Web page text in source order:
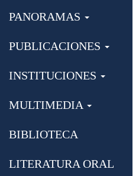
PANORAMAS
PUBLICACIONES
INSTITUCIONES
MULTIMEDIA
BIBLIOTECA
LITERATURA ORAL